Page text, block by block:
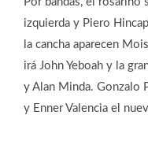
izquierda y Piero
la cancha aparecen
irá John Yeboah y la
y Alan Minda. Gonzalo
y Enner Valencia el